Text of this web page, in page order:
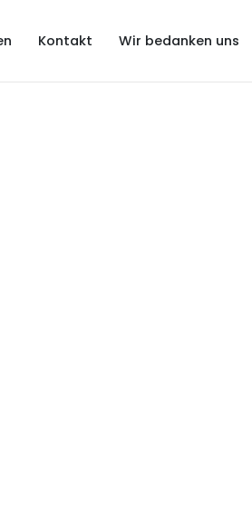
Kontakt Wir bedanken uns